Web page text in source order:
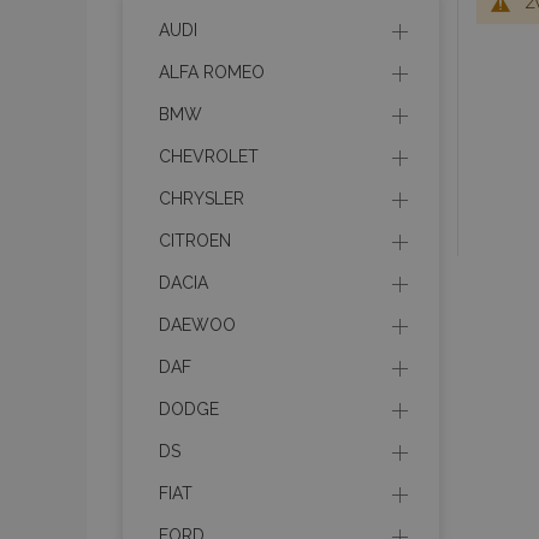
AUDI
ALFA ROMEO
BMW
CHEVROLET
CHRYSLER
CITROEN
DACIA
DAEWOO
DAF
DODGE
DS
FIAT